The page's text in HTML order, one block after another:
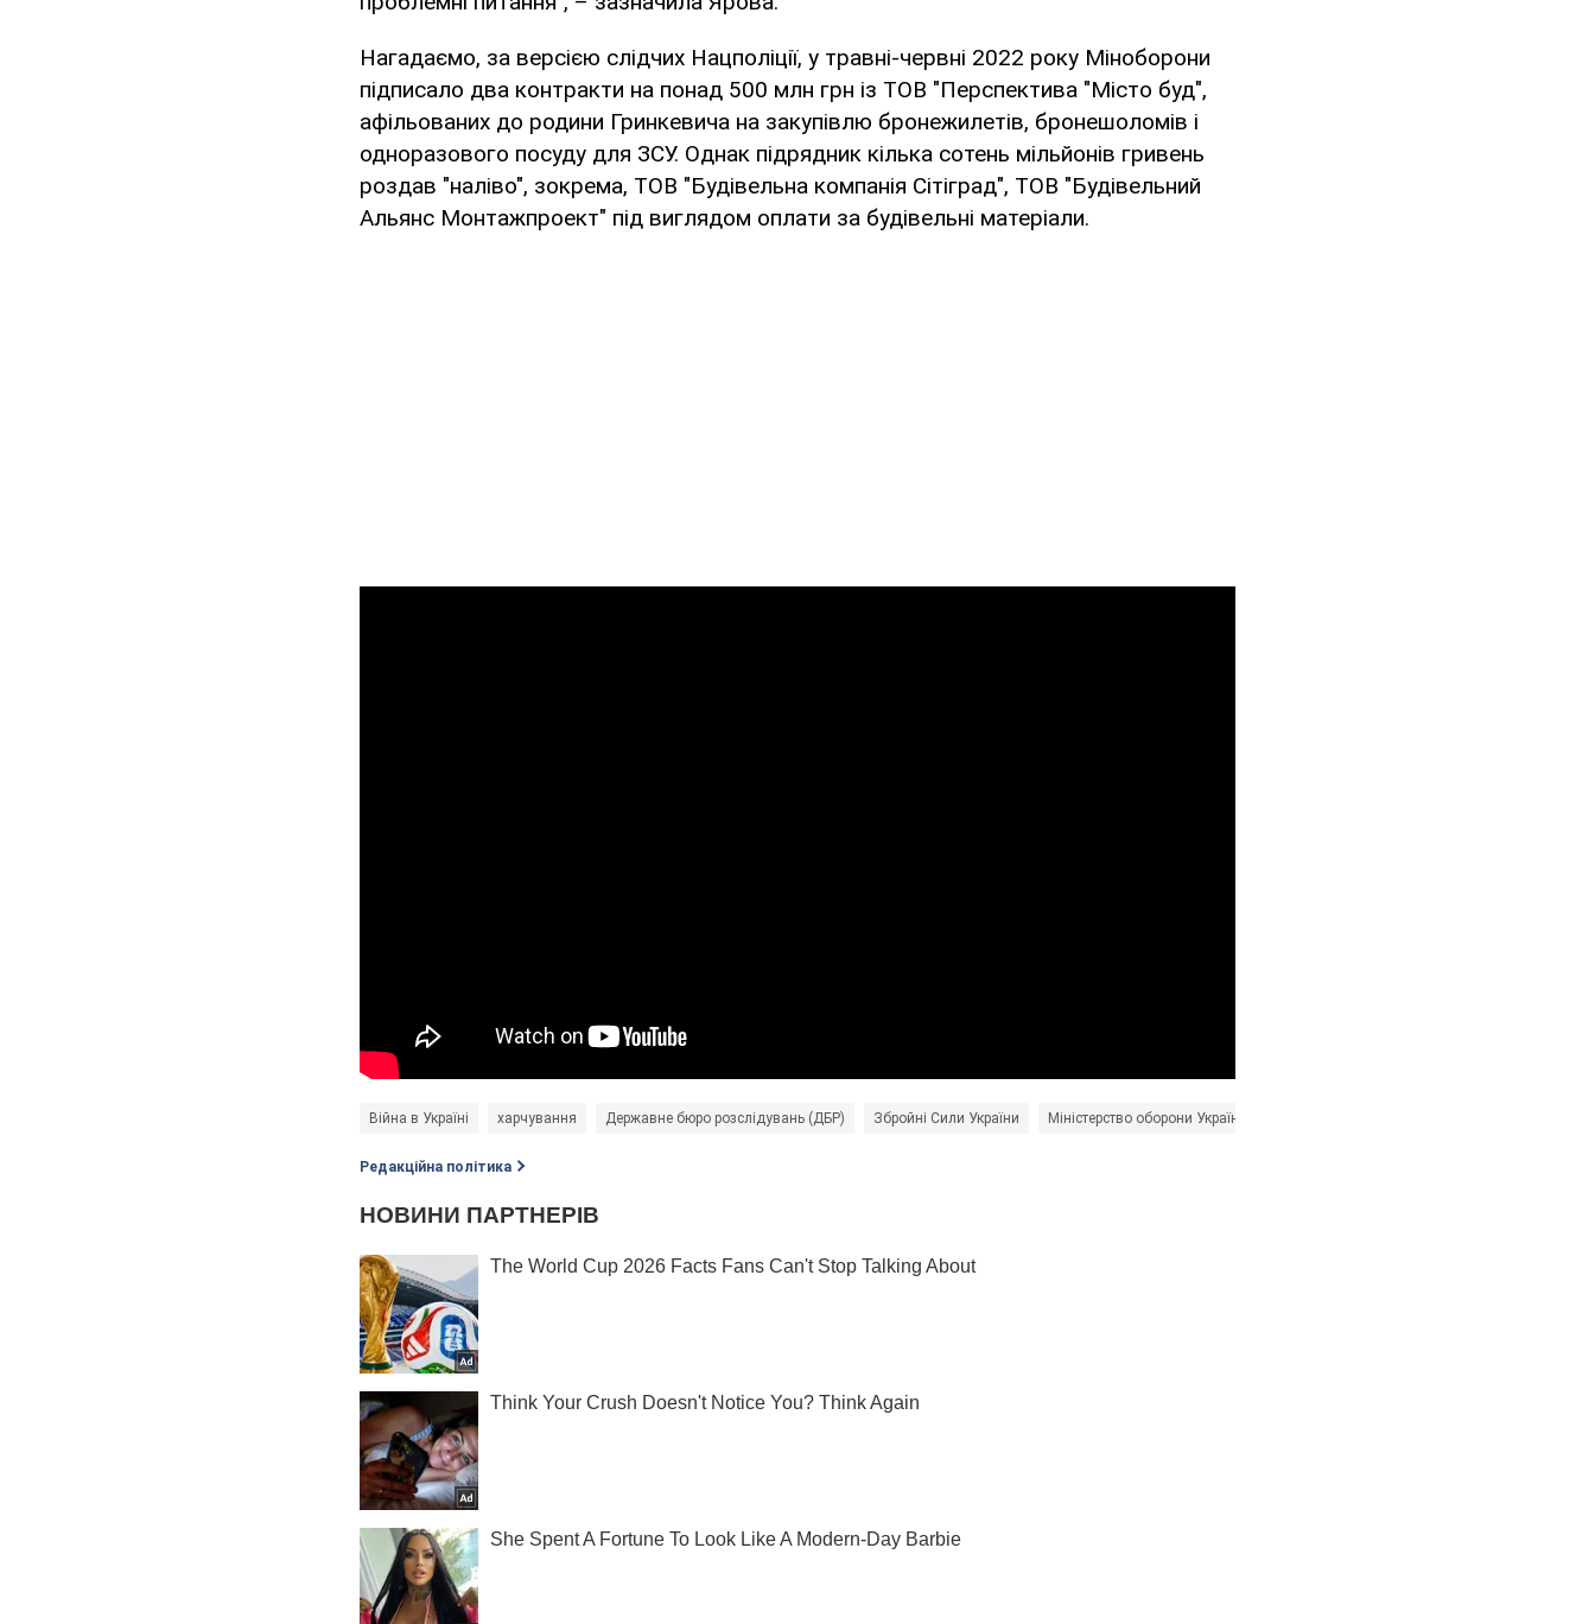
Нагадаємо, за версією слідчих Нацполіції, у травні-червні 2022 року Міноборони
підписало два контракти на понад 500 млн грн із ТОВ "Перспектива "Місто буд",
афільованих до родини Гринкевича на закупівлю бронежилетів, бронешоломів і
одноразового посуду для ЗСУ. Однак підрядник кілька сотень мільйонів гривень
роздав "наліво", зокрема, ТОВ "Будівельна компанія Сітіград", ТОВ "Будівельний
Альянс Монтажпроект" під виглядом оплати за будівельні матеріали.
Війна в Україні харчування Державне бюро розслідувань (ДБР) Збройні Сили України Міністерство оборони України
Редакційна політика